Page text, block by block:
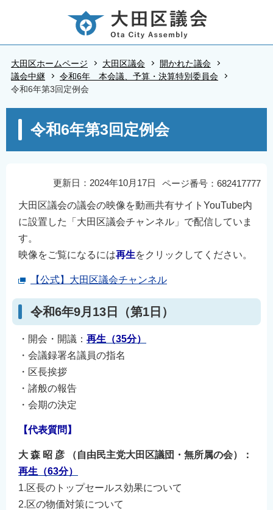
先
大田区ホームページ 大田区議会
開かれた議会
議会中継
令和6年 本会議、予算・決算特別委員会
令和6年第3回定例会
こ
令和6年第3回定例会
ページ番号：682417777
更新日：2024年10月17日
大田区議会の議会の映像を動画共有サイトYouTube内
に設置した「大田区議会チャンネル」で配信していま
す。
映像をご覧になるには再生をクリックしてください。
【公式】大田区議会チャンネル
令和6年9月13日（第1日）
・開会・開議： 再生（35分）
・会議録署名議員の指名
・区長挨拶
・諸般の報告
・会期の決定
【代表質問】
大 森 昭 彦 （自由民主党大田区議団・無所属の会）：
再生（63分）
1.区長のトップセールス効果について
2.区の物価対策について